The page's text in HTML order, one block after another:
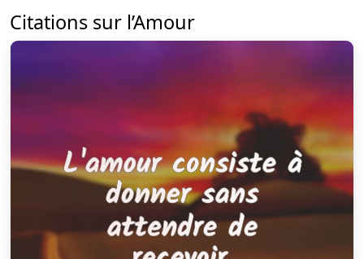
Citations sur l’Amour